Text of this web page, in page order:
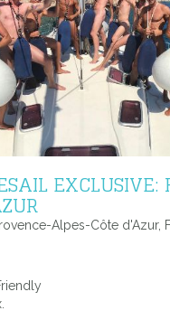
EXCLUSIVE:
Alpes-Côte d'Azur,